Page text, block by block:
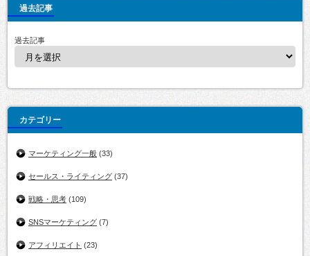
過去記事
過去記事
カテゴリー
マーケティング一般 (33)
セールス・ライティング (37)
戦略・思考 (109)
SNSマーケティング (7)
アフィリエイト (23)